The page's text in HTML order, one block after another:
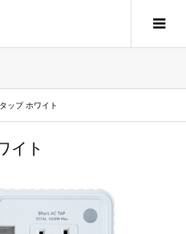
ップ ホワイト
イト